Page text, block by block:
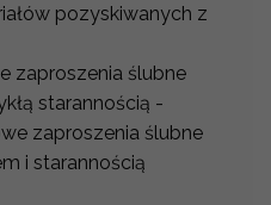
pozyskiwanych z
zaproszenia ślubne
starannością -
zaproszenia ślubne
i starannością